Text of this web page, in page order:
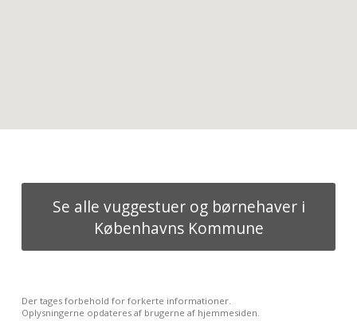
Se alle vuggestuer og børnehaver i
Københavns Kommune
Der tages forbehold for forkerte informationer.
Oplysningerne opdateres af brugerne af hjemmesiden.